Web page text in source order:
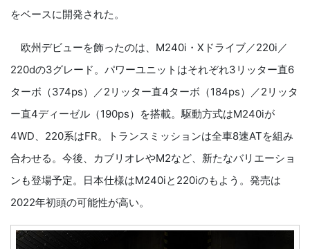
をベースに開発された。
欧州デビューを飾ったのは、M240i・Xドライブ／220i／
220dの3グレード。パワーユニットはそれぞれ3リッター直6
ターボ（374ps）／2リッター直4ターボ（184ps）／2リッタ
ー直4ディーゼル（190ps）を搭載。駆動方式はM240iが
4WD、220系はFR。トランスミッションは全車8速ATを組み
合わせる。今後、カブリオレやM2など、新たなバリエーショ
ンも登場予定。日本仕様はM240iと220iのもよう。発売は
2022年初頭の可能性が高い。